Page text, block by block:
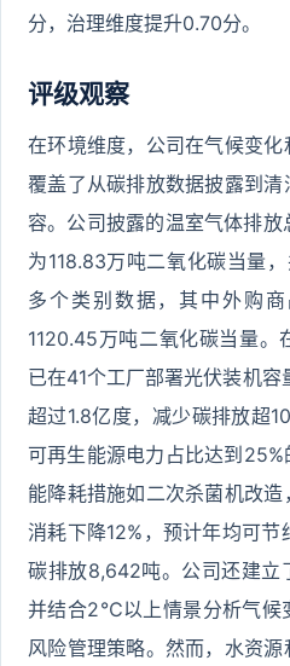
分，治理维度提升0.70分。
评级观察
在环境维度，公司在气候变
覆盖了从碳排放数据披露到
容。公司披露的温室气体排放
为118.83万吨二氧化碳当量
多个类别数据，其中外购
1120.45万吨二氧化碳当量。
已在41个工厂部署光伏装机
超过1.8亿度，减少碳排放超
可再生能源电力占比达到
能降耗措施如二次杀菌机改
消耗下降12%，预计年均可
碳排放8,642吨。公司还建立
并结合2℃以上情景分析气候
风险管理策略。然而，水资